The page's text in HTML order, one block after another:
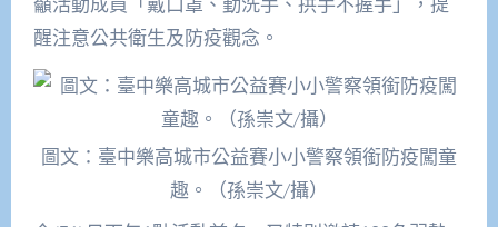
醒注意公共衛生及防疫觀念。
圖文：臺中樂高城市公益賽小小警察領銜防疫闖童
趣。（孫崇文/攝）